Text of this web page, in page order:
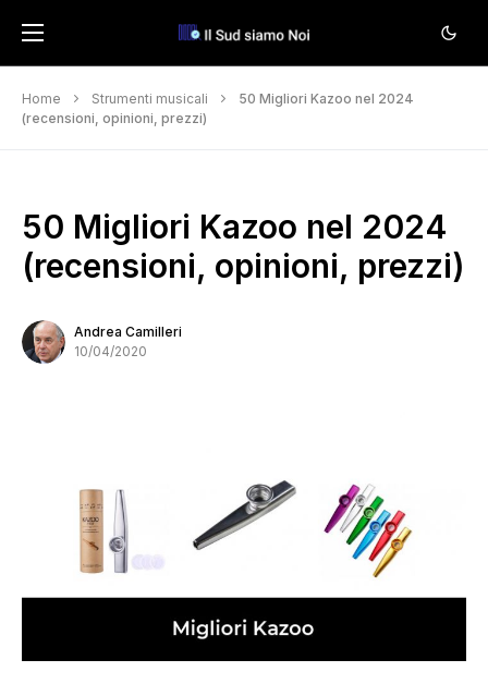
Home Strumenti musicali
50 Migliori Kazoo nel 2024
(recensioni, opinioni, prezzi)
50 Migliori Kazoo nel 2024
(recensioni, opinioni, prezzi)
Andrea Camilleri
10/04/2020